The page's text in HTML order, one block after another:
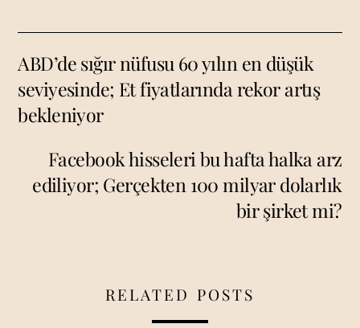
ABD’de sığır nüfusu 60 yılın en düşük
seviyesinde; Et fiyatlarında rekor artış
bekleniyor
Facebook hisseleri bu hafta halka arz
ediliyor; Gerçekten 100 milyar dolarlık
bir şirket mi?
RELATED POSTS